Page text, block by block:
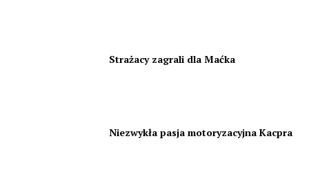
Strażacy zagrali dla Maćka
Niezwykła pasja motoryzacyjna Kacpra